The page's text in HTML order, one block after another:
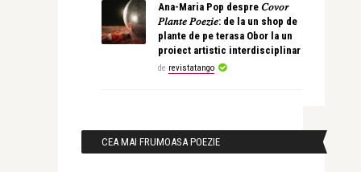
Ana-Maria Pop despre 𝐶𝑜𝑣𝑜𝑟
𝑃𝑙𝑎𝑛𝑡𝑒 𝑃𝑜𝑒𝑧𝑖𝑒: de la un shop de
plante de pe terasa Obor la un
proiect artistic interdisciplinar
de revistatango
CEA MAI FRUMOASA POEZIE